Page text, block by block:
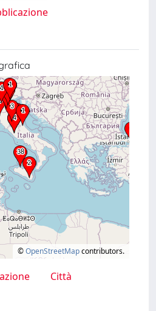
©OpenStreetMapcontributors.
Città